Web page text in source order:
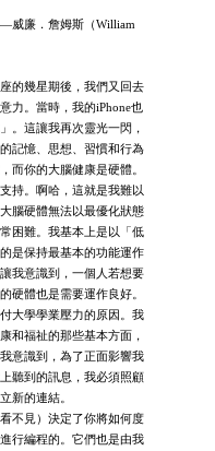
威廉．詹姆斯（William
幾星期後，我們又回去
力。當時，我的iPhone也
。這讓我再次靈光一閃，
記憶、思想、習慣和行為
而你的大腦健康是硬體。
持。啊哈，這就是我難以
腦硬體無法以最優化狀態
困難。我基本上是以「低
是保持最基本的功能運作
我意識到，一個人若想要
硬體也是需要運作良好。
大學學業壓力的原因。我
和福祉的那些基本方面，
意識到，為了正面影響我
聽到的訊息，我必須照顧
新的連結。
見）決定了你將如何度
行編程的。它們也是由我